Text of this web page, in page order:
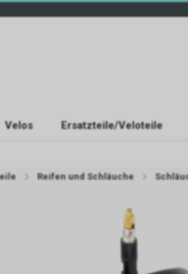
Velos Ersatzteile/Veloteile
Reifen und Schläuche